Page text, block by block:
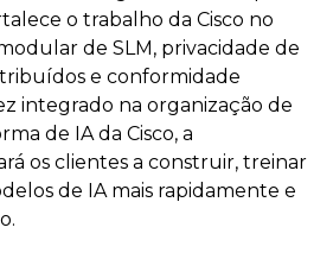
o trabalho da Cisco no
de SLM, privacidade de
e conformidade
integrado na organização de
de IA da Cisco, a
os clientes a construir, treinar
de IA mais rapidamente e